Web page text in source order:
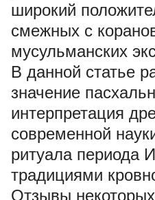
широкий
смежных с
мусульманских
В данной статье
значение
интерпретация
современной
ритуала периода
традициями
Отзывы